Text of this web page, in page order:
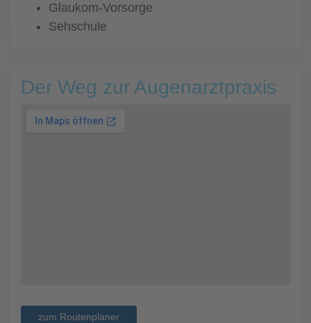
Glaukom-Vorsorge
Sehschule
Der Weg zur Augenarztpraxis
zum Routenplaner